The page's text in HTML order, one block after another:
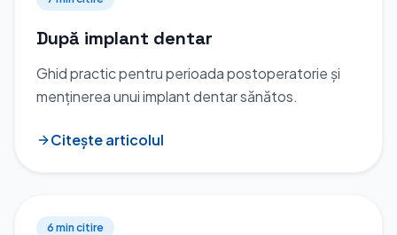
După implant dentar
Ghid practic pentru perioada postoperatorie și
menținerea unui implant dentar sănătos.
Citește articolul
6 min citire